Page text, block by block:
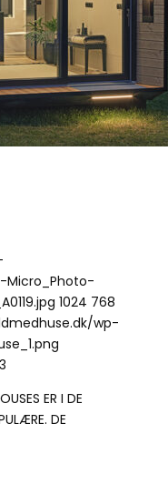
Micro_Photo-
1024 768
wp-
ER I DE
DE